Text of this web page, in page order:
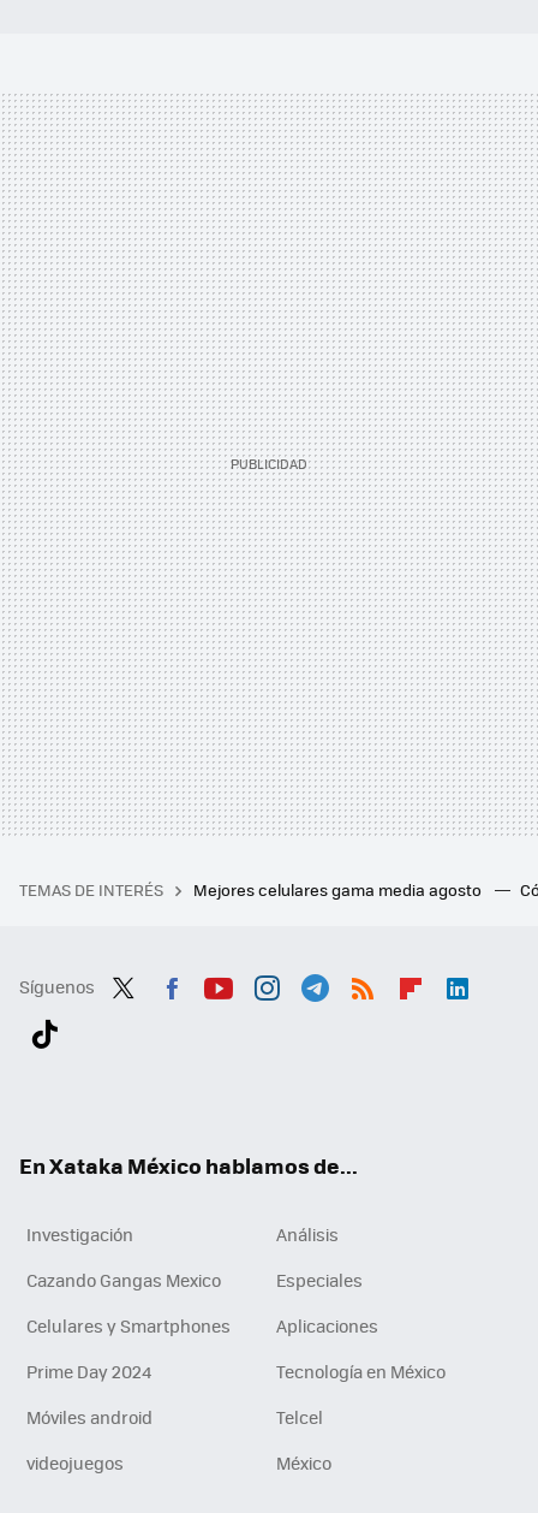
TEMAS DE INTERÉS Mejores celulares gama media agosto
Síguenos
En Xataka México hablamos de...
Investigación
Análisis
Cazando Gangas Mexico
Especiales
Celulares y Smartphones
Aplicaciones
Prime Day 2024
Tecnología en México
Móviles android
Telcel
videojuegos
México